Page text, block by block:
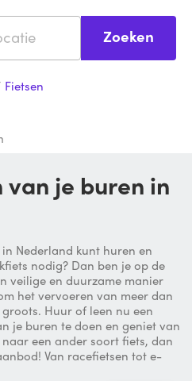
Zoeken
Fietsen
Nederland kunt huren en
nodig? Dan ben je op de
veilige en duurzame manier
het vervoeren van meer dan
Huur of leen nu een
je buren te doen en geniet van
een ander soort fiets, dan
Van racefietsen tot e-